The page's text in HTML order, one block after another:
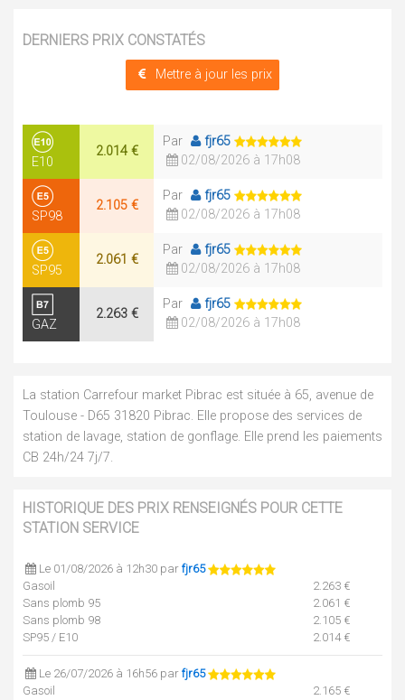
DERNIERS PRIX CONSTATÉS
Mettre à jour les prix
E10
2.014 €
Par
fjr65
02/08/2026 à 17h08
SP98
2.105 €
Par
fjr65
02/08/2026 à 17h08
SP95
2.061 €
Par
fjr65
02/08/2026 à 17h08
GAZ
2.263 €
Par
fjr65
02/08/2026 à 17h08
La station Carrefour market Pibrac est située à 65, avenue de
Toulouse - D65 31820 Pibrac. Elle propose des services de
station de lavage, station de gonflage. Elle prend les paiements
CB 24h/24 7j/7.
HISTORIQUE DES PRIX RENSEIGNÉS POUR CETTE
STATION SERVICE
Le 01/08/2026 à 12h30 parfjr65
Gasoil
2.263 €
Sans plomb 95
2.061 €
Sans plomb 98
2.105 €
SP95 / E10
2.014 €
Le 26/07/2026 à 16h56 parfjr65
Gasoil
2.165 €